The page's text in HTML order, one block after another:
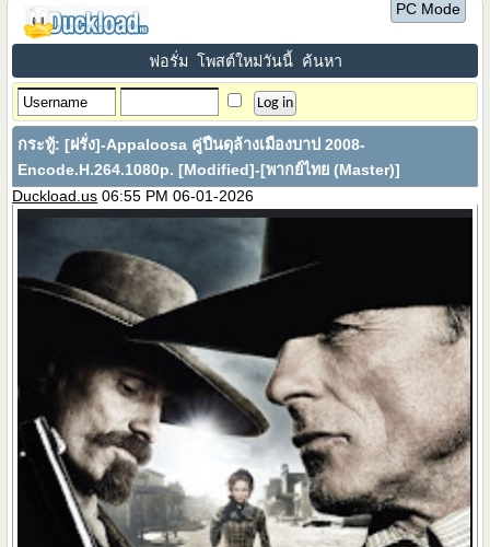
PC Mode
ฟอรั่ม โพสต์ใหม่วันนี้ ค้นหา
กระทู้:[ฝรั่ง]-Appaloosa คู่ปืนดุล้างเมืองบาป 2008-
Encode.H.264.1080p. [Modified]-[พากย์ไทย (Master)]
Duckload.us 06:55 PM 06-01-2026